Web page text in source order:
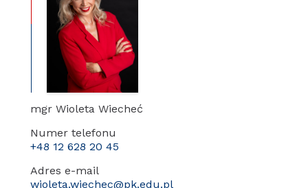
mgr Wioleta Wiecheć
Numer telefonu
+48 12 628 20 45
Adres e-mail
wioleta.wiechec@pk.edu.pl